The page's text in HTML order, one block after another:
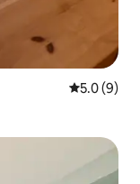
5.0 (9)